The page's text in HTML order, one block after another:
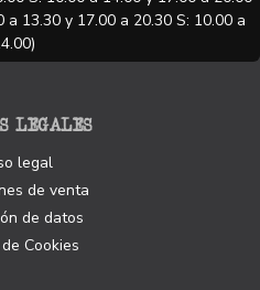
13.30 y 17.00 a 20.30 S: 10.00 a
LEGALES
legal
de venta
de datos
Cookies